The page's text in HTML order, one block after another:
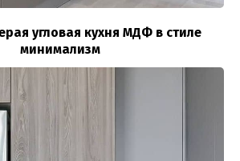
угловая кухня МДФ в стиле
минимализм